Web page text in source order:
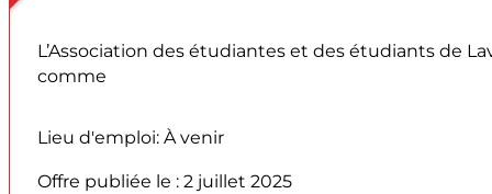
L’Association des étudiantes et des étudiants de
comme
Lieu d'emploi: À venir
Offre publiée le : 2 juillet 2025